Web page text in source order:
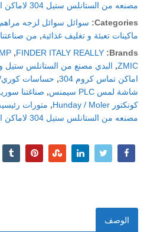
مصنعه من الستانلس ستيل 304 لاماكن التلامس
Categories:
سوائل سوائل لزجه مراهم
ماكينات تعبئة و تغليف غذائية, من صناعتنا
Brands:
FINDER ITALY REALLY
,
ZMIC
, البدي مصنع من الستانلس ستيل و
اماكن تماس كروم 304
, حساسات كوري/
شاشة لمس PLC سيمنس
, صناغتنا
كونكتور Hunday / Moler
, متورات
مصنعه من الستانلس ستيل 304 لاماكن التلامس
الوصف